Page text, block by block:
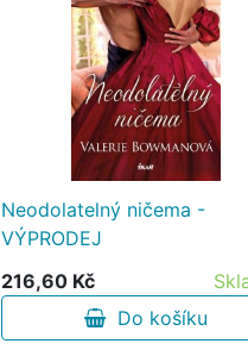
Neodolatelný ničema -
VÝPRODEJ
216,60 Kč
Do košíku